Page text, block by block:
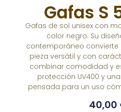
Gafas S
Gafas de sol unisex con
color negro. Su
contemporáneo convierte
pieza versátil y con
combinar comodidad y
protección UV400 y
pensada para un uso
40,00